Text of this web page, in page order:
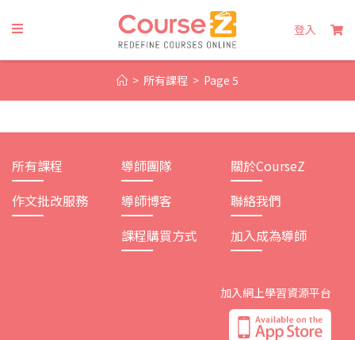
content
登入
> 所有課程 > Page 5
所有課程
作文批改服務
導師團隊
導師博客
課程購買方式
關於CourseZ
聯絡我們
加入成為導師
加入網上學習資源平台